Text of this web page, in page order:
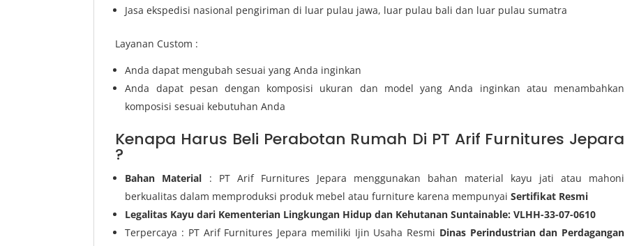
Jasa ekspedisi nasional pengiriman di luar pulau jawa, luar pulau bali dan luar pulau sumatra
Layanan Custom :
Anda dapat mengubah sesuai yang Anda inginkan
Anda dapat pesan dengan komposisi ukuran dan model yang Anda inginkan atau menambahkan
komposisi sesuai kebutuhan Anda
Kenapa Harus Beli Perabotan Rumah Di PT Arif Furnitures Jepara
?
Bahan Material : PT Arif Furnitures Jepara menggunakan bahan material kayu jati atau mahoni
berkualitas dalam memproduksi produk mebel atau furniture karena mempunyaiSertifikat Resmi
Legalitas Kayu dari Kementerian Lingkungan Hidup dan Kehutanan Suntainable: VLHH-33-07-0610
Terpercaya : PT Arif Furnitures Jepara memiliki Ijin Usaha Resmi Dinas Perindustrian dan Perdagangan